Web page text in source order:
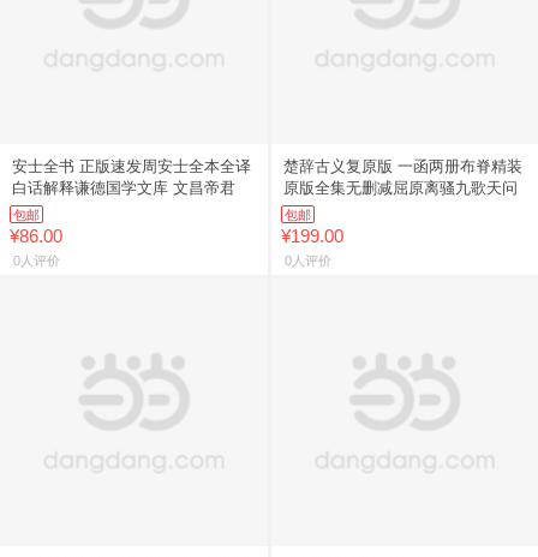
安士全书 正版速发周安士全本全译
白话解释谦德国学文库 文昌帝君
包邮
¥86.00
0人评价
楚辞古义复原版 一函两册布脊精装
原版全集无删减屈原离骚九歌天问
包邮
¥199.00
0人评价